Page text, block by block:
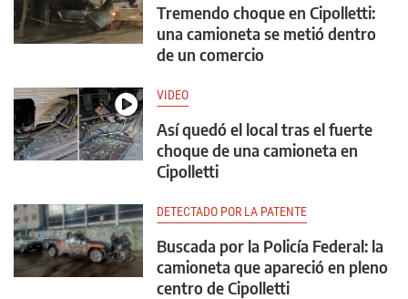
Tremendo choque en Cipolletti:
una camioneta se metió dentro
de un comercio
VIDEO
Así quedó el local tras el fuerte
choque de una camioneta en
Cipolletti
DETECTADO POR LA PATENTE
Buscada por la Policía Federal: la
camioneta que apareció en pleno
centro de Cipolletti